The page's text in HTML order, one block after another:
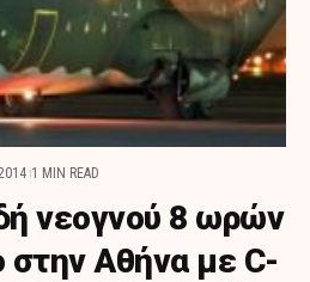
1 MIN READ
νεογνού 8 ωρών
Αθήνα με C-